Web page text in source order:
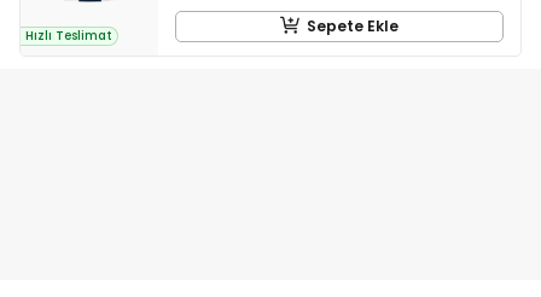
Hızlı Teslimat Sepete Ekle